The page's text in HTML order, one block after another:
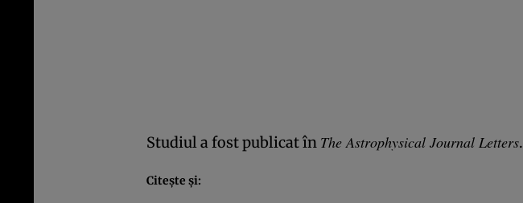
Studiul a fost publicat în The Astrophysical Journal Letters.
Citeşte şi: